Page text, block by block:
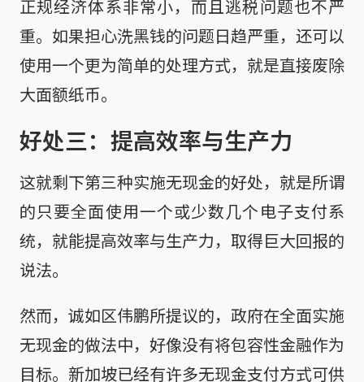
正规经济体系非常小，而且逃税问题也不严
重。如果担心洗黑钱的问题日趋严重，还可以
使用一个更为简单的处理方式，就是直接废除
大面额纸币。
好处三：提高效率与生产力
这就剩下第三种实施无现金的好处，就是所谓
的只要全面使用一个或少数几个电子支付系
统，就能提高效率与生产力，取得巨大回报的
说法。
然而，诚如区伟鹏所提议的，政府在全面实施
无现金的做法中，好像没有将包容性金融作为
目标。新加坡已经有许多无现金支付方式可供